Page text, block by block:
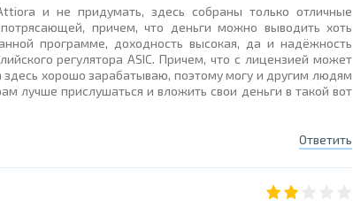
и не придумать, здесь собраны только отличные
причем, что деньги можно выводить хоть
программе, доходность высокая, да и надёжность
регулятора ASIC. Причем, что с лицензией может
хорошо зарабатываю, поэтому могу и другим людям
лучше прислушаться и вложить свои деньги в такой вот
Ответить